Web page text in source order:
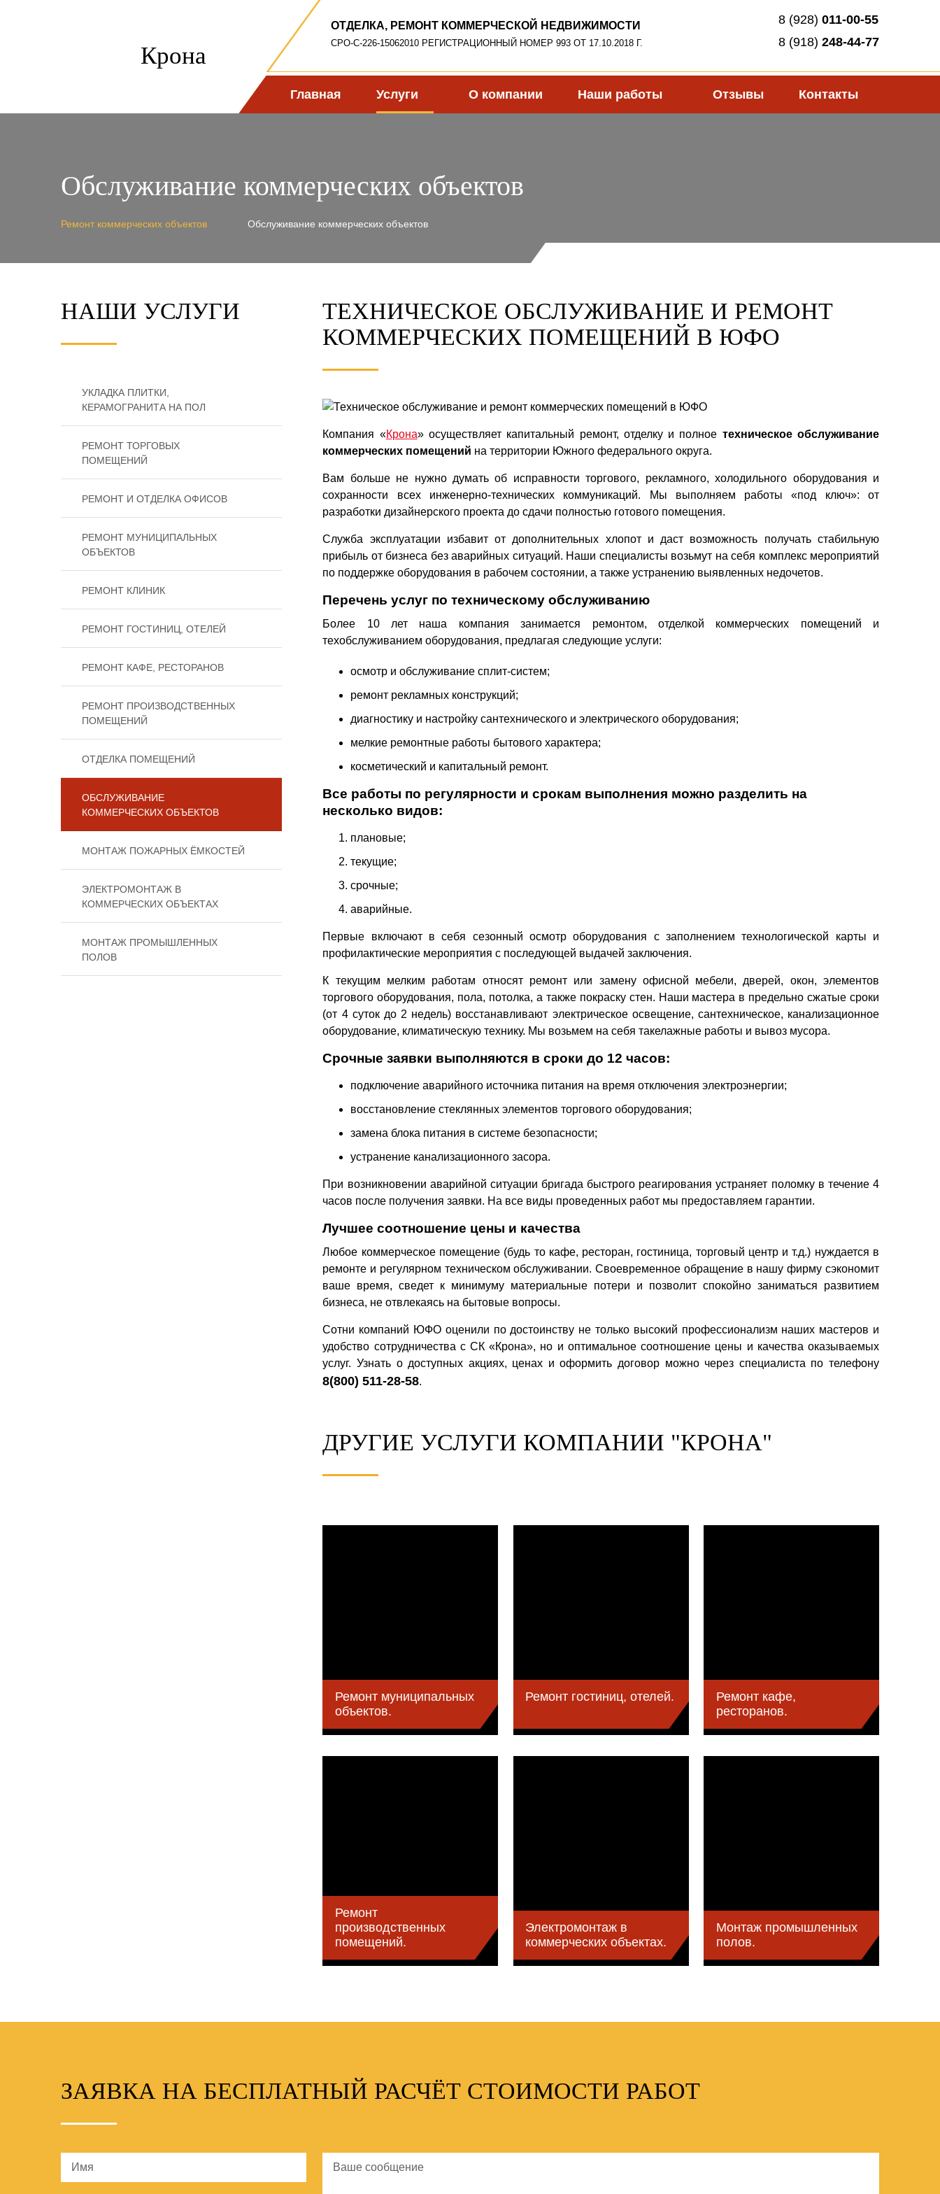
Крона
ОТДЕЛКА, РЕМОНТ КОММЕРЧЕСКОЙ НЕДВИЖИМОСТИ
СРО-С-226-15062010 РЕГИСТРАЦИОННЫЙ НОМЕР 993 ОТ 17.10.2018 Г.
8 (928) 011-00-55
8 (918) 248-44-77
Главная Услуги О компании Наши работы Отзывы Контакты
Обслуживание коммерческих объектов
Ремонт коммерческих объектов Обслуживание коммерческих объектов
ТЕХНИЧЕСКОЕ ОБСЛУЖИВАНИЕ И РЕМОНТ
КОММЕРЧЕСКИХ ПОМЕЩЕНИЙ В ЮФО
Компания «Крона» осуществляет капитальный ремонт, отделку и полное техническое обслуживание
коммерческих помещений на территории Южного федерального округа.
Вам больше не нужно думать об исправности торгового, рекламного, холодильного оборудования и
сохранности всех инженерно-технических коммуникаций. Мы выполняем работы «под ключ»: от
разработки дизайнерского проекта до сдачи полностью готового помещения.
Служба эксплуатации избавит от дополнительных хлопот и даст возможность получать стабильную
прибыль от бизнеса без аварийных ситуаций. Наши специалисты возьмут на себя комплекс мероприятий
по поддержке оборудования в рабочем состоянии, а также устранению выявленных недочетов.
Перечень услуг по техническому обслуживанию
Более 10 лет наша компания занимается ремонтом, отделкой коммерческих помещений и
техобслуживанием оборудования, предлагая следующие услуги:
осмотр и обслуживание сплит-систем;
ремонт рекламных конструкций;
диагностику и настройку сантехнического и электрического оборудования;
мелкие ремонтные работы бытового характера;
косметический и капитальный ремонт.
Все работы по регулярности и срокам выполнения можно разделить на
несколько видов:
плановые;
текущие;
срочные;
аварийные.
Первые включают в себя сезонный осмотр оборудования с заполнением технологической карты и
профилактические мероприятия с последующей выдачей заключения.
К текущим мелким работам относят ремонт или замену офисной мебели, дверей, окон, элементов
торгового оборудования, пола, потолка, а также покраску стен. Наши мастера в предельно сжатые сроки
(от 4 суток до 2 недель) восстанавливают электрическое освещение, сантехническое, канализационное
оборудование, климатическую технику. Мы возьмем на себя такелажные работы и вывоз мусора.
Срочные заявки выполняются в сроки до 12 часов:
подключение аварийного источника питания на время отключения электроэнергии;
восстановление стеклянных элементов торгового оборудования;
замена блока питания в системе безопасности;
устранение канализационного засора.
При возникновении аварийной ситуации бригада быстрого реагирования устраняет поломку в течение 4
часов после получения заявки. На все виды проведенных работ мы предоставляем гарантии.
Лучшее соотношение цены и качества
Любое коммерческое помещение (будь то кафе, ресторан, гостиница, торговый центр и т.д.) нуждается в
ремонте и регулярном техническом обслуживании. Своевременное обращение в нашу фирму сэкономит
ваше время, сведет к минимуму материальные потери и позволит спокойно заниматься развитием
бизнеса, не отвлекаясь на бытовые вопросы.
Сотни компаний ЮФО оценили по достоинству не только высокий профессионализм наших мастеров и
удобство сотрудничества с СК «Крона», но и оптимальное соотношение цены и качества оказываемых
услуг. Узнать о доступных акциях, ценах и оформить договор можно через специалиста по телефону
8(800) 511-28-58.
ДРУГИЕ УСЛУГИ КОМПАНИИ "КРОНА"
Ремонт муниципальных
объектов.
Ремонт гостиниц, отелей.
Ремонт кафе,
ресторанов.
Ремонт
производственных
помещений.
Электромонтаж в
коммерческих объектах.
Монтаж промышленных
полов.
НАШИ УСЛУГИ
УКЛАДКА ПЛИТКИ,
КЕРАМОГРАНИТА НА ПОЛ
РЕМОНТ ТОРГОВЫХ
ПОМЕЩЕНИЙ
РЕМОНТ И ОТДЕЛКА ОФИСОВ
РЕМОНТ МУНИЦИПАЛЬНЫХ
ОБЪЕКТОВ
РЕМОНТ КЛИНИК
РЕМОНТ ГОСТИНИЦ, ОТЕЛЕЙ
РЕМОНТ КАФЕ, РЕСТОРАНОВ
РЕМОНТ ПРОИЗВОДСТВЕННЫХ
ПОМЕЩЕНИЙ
ОТДЕЛКА ПОМЕЩЕНИЙ
ОБСЛУЖИВАНИЕ
КОММЕРЧЕСКИХ ОБЪЕКТОВ
МОНТАЖ ПОЖАРНЫХ ЁМКОСТЕЙ
ЭЛЕКТРОМОНТАЖ В
КОММЕРЧЕСКИХ ОБЪЕКТАХ
МОНТАЖ ПРОМЫШЛЕННЫХ
ПОЛОВ
ЗАЯВКА НА БЕСПЛАТНЫЙ РАСЧЁТ СТОИМОСТИ РАБОТ